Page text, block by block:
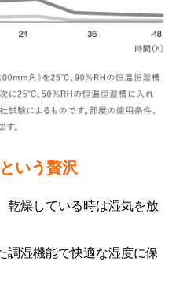
いう贅沢
乾燥している時は湿気を放
調湿機能で快適な湿度に保